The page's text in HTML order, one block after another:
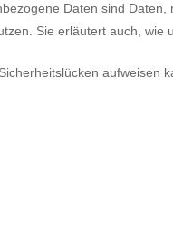
Daten sind
Sie erläutert auch, wie
aufweisen